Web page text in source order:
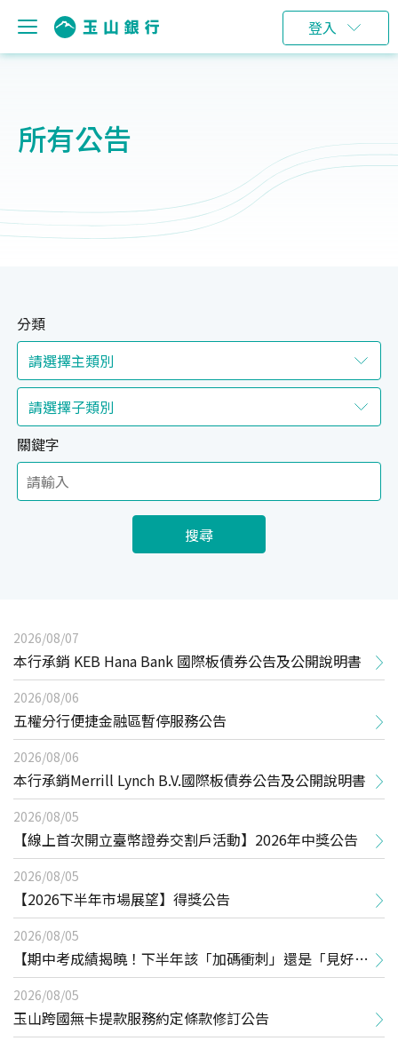
登入
所有公告
分類
關鍵字
搜尋
2026/08/07
本行承銷 KEB Hana Bank 國際板債券公告及公開說明書
2026/08/06
五權分行便捷金融區暫停服務公告
2026/08/06
本行承銷Merrill Lynch B.V.國際板債券公告及公開說明書
2026/08/05
【線上首次開立臺幣證券交割戶活動】2026年中獎公告
2026/08/05
【2026下半年市場展望】得獎公告
2026/08/05
【期中考成績揭曉！下半年該「加碼衝刺」還是「見好就
收」？】線上講座得獎公告
2026/08/05
玉山跨國無卡提款服務約定條款修訂公告